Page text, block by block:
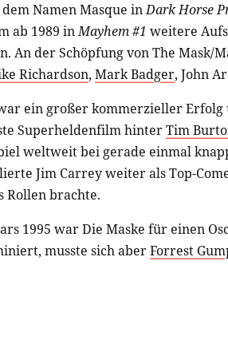
Namen Masque inDark Horse
ab 1989 inMayhem #1 weitere
An der Schöpfung von The Mask/
Richardson, Mark Badger, John
ein großer kommerzieller
Superheldenfilm hinterTim
weltweit bei gerade einmal
Jim Carrey weiter als Top-
Rollen brachte.
1995 war Die Maske für einen
musste sich aberForrest